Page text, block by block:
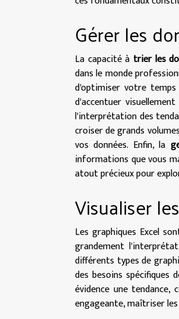
Gérer les
La capacité à trier les
dans le monde
d'optimiser votre temps
d'accentuer
l'interprétation des
croiser de grands
vos données. Enfin, la
informations que vous
atout précieux pour
Visualiser
Les graphiques Excel
grandement
différents types de
des besoins
évidence une tendance,
engageante, maîtriser